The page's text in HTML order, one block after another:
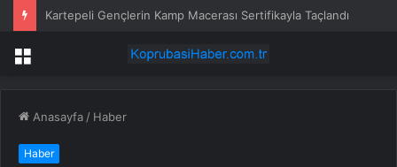
Menü
Anasayfa / Haber
Haber